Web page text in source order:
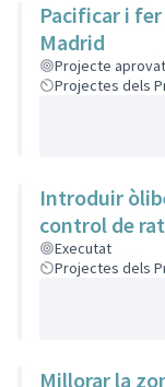
Pacificar i
Madrid
Projecte aprovat
Projectes dels
Introduir
control de
Executat
Projectes dels
Millorar la